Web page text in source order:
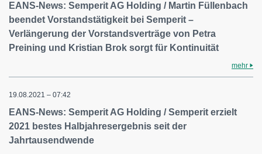
EANS-News: Semperit AG Holding / Martin Füllenbach
beendet Vorstandstätigkeit bei Semperit –
Verlängerung der Vorstandsverträge von Petra
Preining und Kristian Brok sorgt für Kontinuität
mehr
19.08.2021 – 07:42
EANS-News: Semperit AG Holding / Semperit erzielt
2021 bestes Halbjahresergebnis seit der
Jahrtausendwende